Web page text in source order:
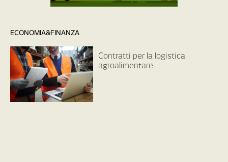
ECONOMIA&FINANZA
Contratti per la logistica
agroalimentare